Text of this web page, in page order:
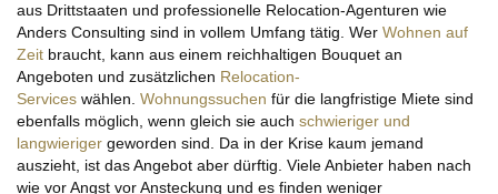
aus Drittstaaten und professionelle Relocation-Agenturen wie
Anders Consulting sind in vollem Umfang tätig. Wer Wohnen auf
Zeit braucht, kann aus einem reichhaltigen Bouquet an
Angeboten und zusätzlichen Relocation-
Services wählen. Wohnungssuchen für die langfristige Miete sind
ebenfalls möglich, wenn gleich sie auch schwieriger und
langwieriger geworden sind. Da in der Krise kaum jemand
auszieht, ist das Angebot aber dürftig. Viele Anbieter haben nach
wie vor Angst vor Ansteckung und es finden weniger